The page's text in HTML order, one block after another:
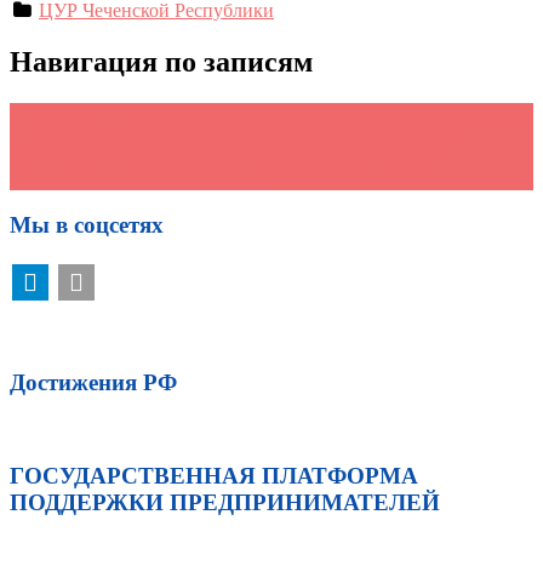
ЦУР Чеченской Республики
Навигация по записям
Мы в соцсетях
Достижения РФ
ГОСУДАРСТВЕННАЯ ПЛАТФОРМА
ПОДДЕРЖКИ ПРЕДПРИНИМАТЕЛЕЙ